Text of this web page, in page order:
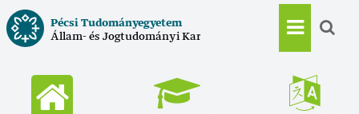
Ugrás
a
tartalomra
Pécsi Tudományegyetem
Állam- és Jogtudományi Kar
Main